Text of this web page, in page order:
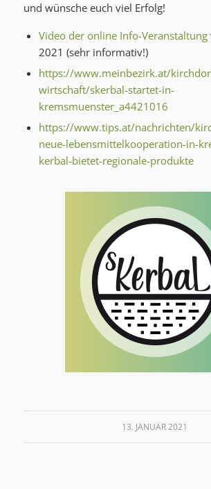
und wünsche euch viel Erfolg!
Video der online Info-Veranstaltung
2021 (sehr informativ!)
https://www.meinbezirk.at/
wirtschaft/skerbal-startet-in-
kremsmuenster_a4421016
https://www.tips.at/nachrichten/
neue-lebensmittelkooperation-in-
kerbal-bietet-regionale-produkte
13. JANUAR 2021